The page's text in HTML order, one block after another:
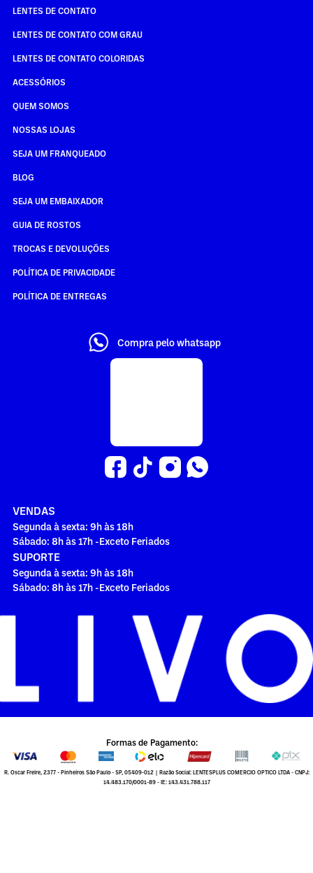
LENTES DE CONTATO
LENTES DE CONTATO COM GRAU
LENTES DE CONTATO COLORIDAS
ACESSÓRIOS
QUEM SOMOS
NOSSAS LOJAS
SEJA UM FRANQUEADO
BLOG
SEJA UM EMBAIXADOR
GUIA DE ROSTOS
TROCAS E DEVOLUÇÕES
POLÍTICA DE PRIVACIDADE
POLÍTICA DE ENTREGAS
Compra pelo whatsapp
VENDAS
Segunda à sexta: 9h às 18h
Sábado: 8h às 17h -Exceto Feriados
SUPORTE
Segunda à sexta: 9h às 18h
Sábado: 8h às 17h -Exceto Feriados
Formas de Pagamento:
R. Oscar Freire, 2377 - Pinheiros São Paulo - SP, 05409-012 | Razão Social: LENTESPLUS COMERCIO OPTICO LTDA - CNPJ:
14.483.170/0001-89 - IE: 143.431.788.117